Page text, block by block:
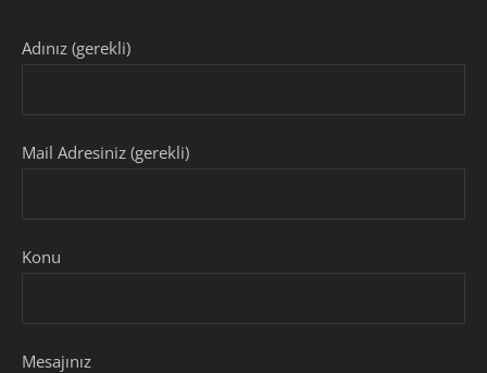
Adınız (gerekli)
Mail Adresiniz (gerekli)
Konu
Mesajınız